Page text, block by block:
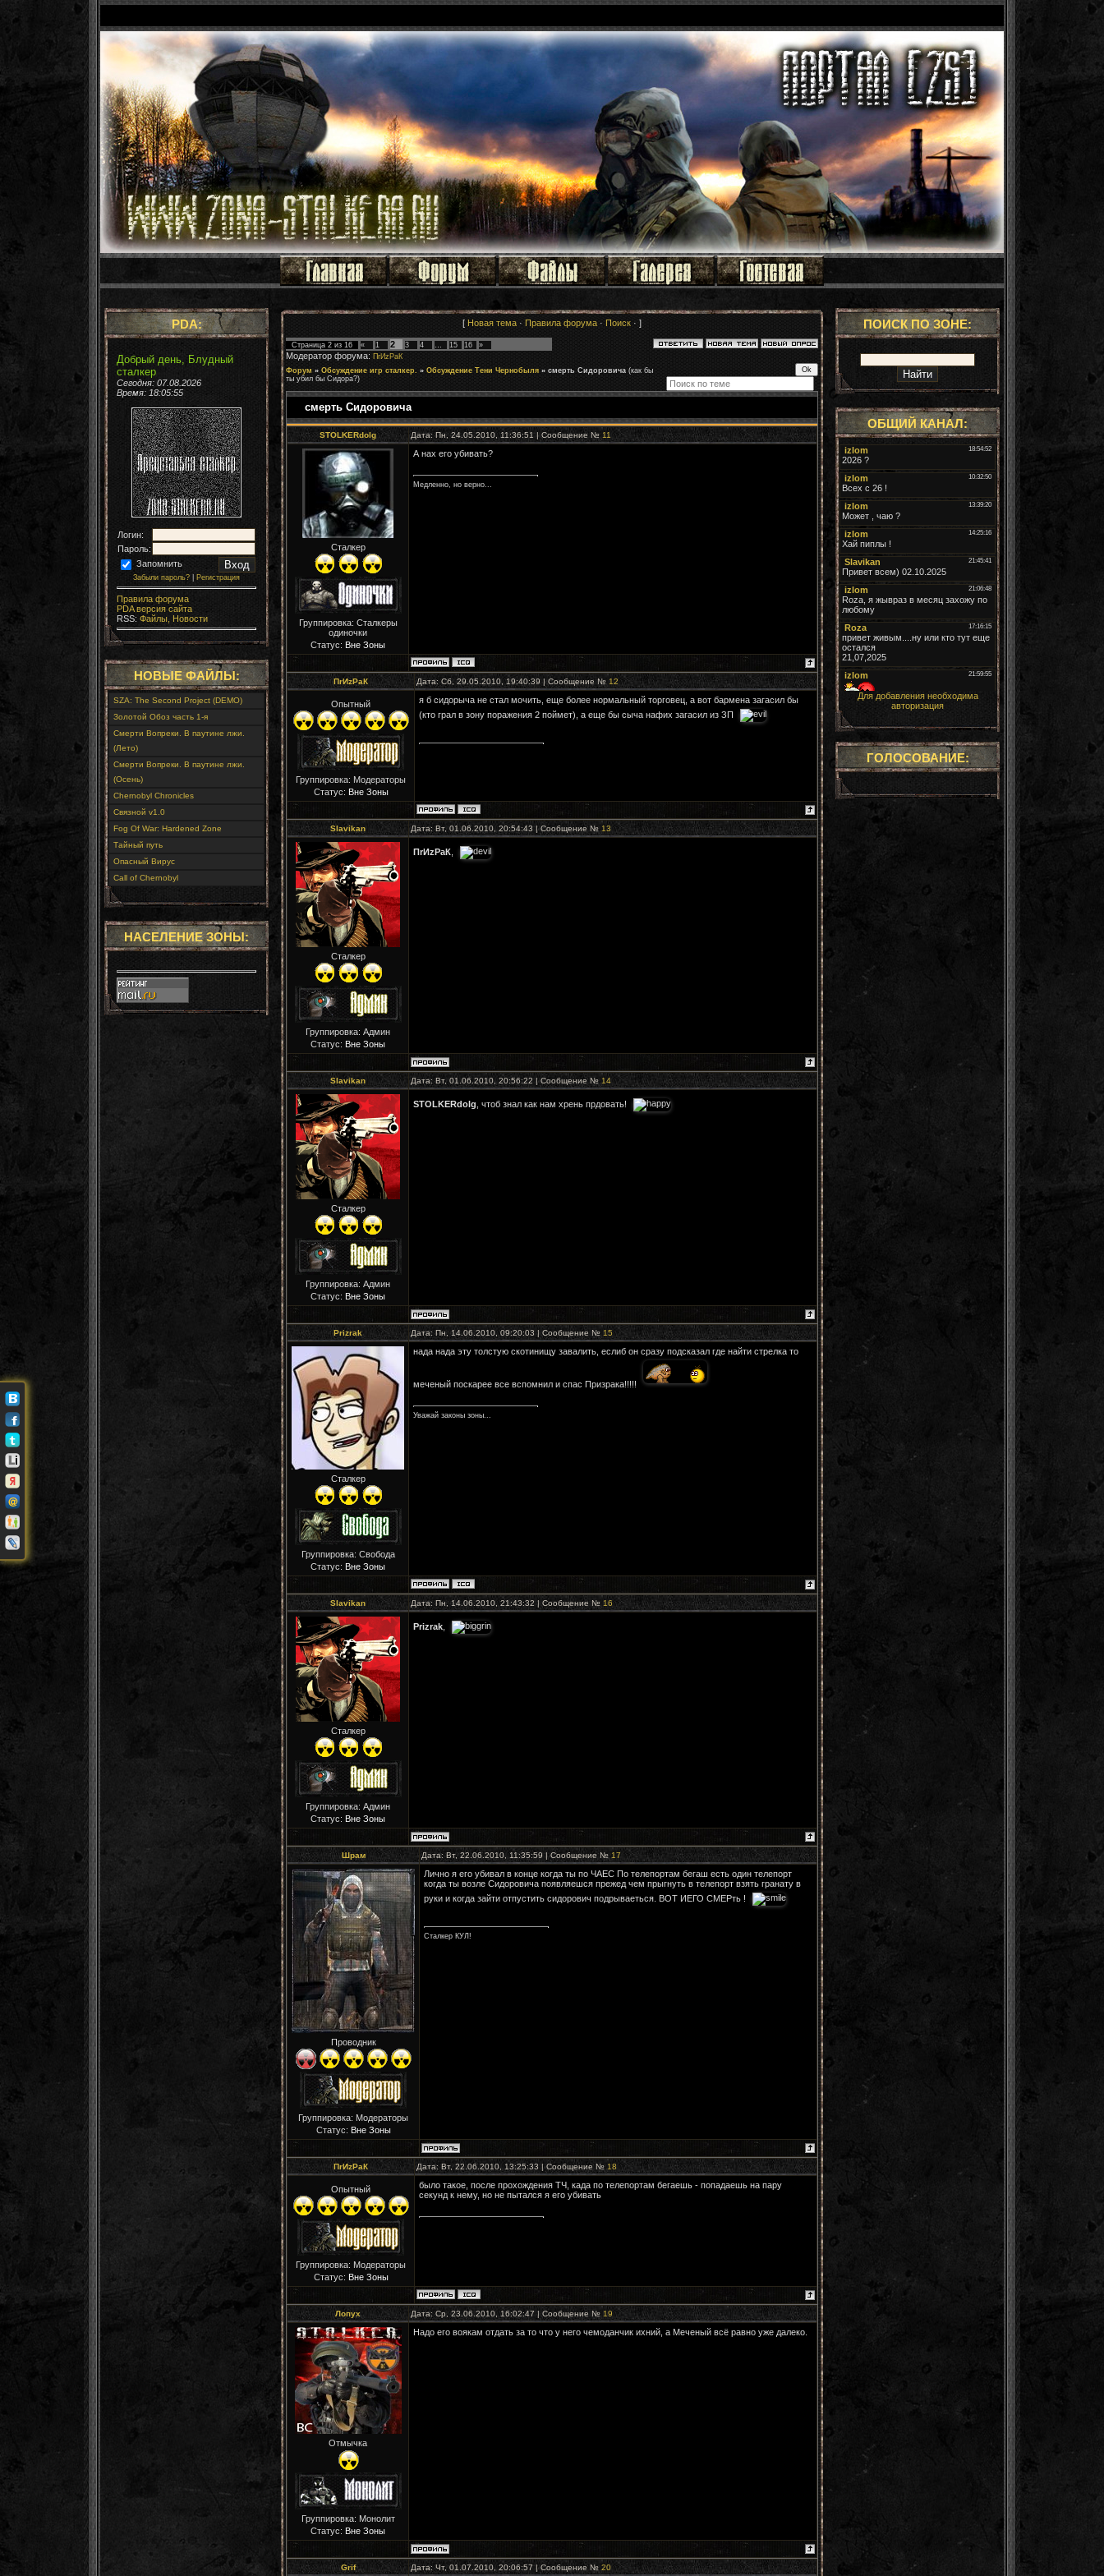
PDA:
Добрый день, Блудный
сталкер
Сегодня: 07.08.2026
Время: 18:05:56
Логин:
Пароль:
Запомнить
Забыли пароль? Регистрация
Правила форума
PDA версия сайта
RSS: Файлы, Новости
НОВЫЕ ФАЙЛЫ:
SZA: The Second Project (DEMO)
Золотой Обоз часть 1-я
Смерти Вопреки. В паутине лжи.
(Лето)
Смерти Вопреки. В паутине лжи.
(Осень)
Chernobyl Chronicles
Связной v1.0
Fog Of War: Hardened Zone
Тайный путь
Опасный Вирус
Call of Chernobyl
НАСЕЛЕНИЕ ЗОНЫ:
[ Новая тема · Правила форума · Поиск · ]
Страница 2 из 16 « 1 2 3 4 … 15 16 »
Модератор форума: ПrИzРaК
Форум » Обсуждение игр сталкер. » Обсуждение Тени Чернобыля » смерть Сидоровича (как бы
ты убил бы Сидора?)
смерть Сидоровича
STOLKERdolg Дата: Пн, 24.05.2010, 11:36:51 | Сообщение № 11
Сталкер
Группировка: Сталкеры
одиночки
Статус: Вне Зоны
А нах его убивать?
Медленно, но верно...
ПrИzРaК Дата: Сб, 29.05.2010, 19:40:39 | Сообщение № 12
Опытный
Группировка: Модераторы
Статус: Вне Зоны
я б сидорыча не стал мочить, еще более нормальный торговец, а вот бармена загасил бы
(кто грал в зону поражения 2 поймет), а еще бы сыча нафих загасил из ЗП
Slavikan Дата: Вт, 01.06.2010, 20:54:43 | Сообщение № 13
Сталкер
Группировка: Админ
Статус: Вне Зоны
ПrИzРaК
Slavikan Дата: Вт, 01.06.2010, 20:56:22 | Сообщение № 14
Сталкер
Группировка: Админ
Статус: Вне Зоны
STOLKERdolg , чтоб знал как нам хрень прдовать!
Prizrak Дата: Пн, 14.06.2010, 09:20:03 | Сообщение № 15
Сталкер
Группировка: Свобода
Статус: Вне Зоны
нада нада эту толстую скотинищу завалить, еслиб он сразу подсказал где найти стрелка то
меченый поскарее все вспомнил и спас Призрака!!!!!
Уважай законы зоны...
Slavikan Дата: Пн, 14.06.2010, 21:43:32 | Сообщение № 16
Сталкер
Группировка: Админ
Статус: Вне Зоны
Prizrak
Шрам Дата: Вт, 22.06.2010, 11:35:59 | Сообщение № 17
Проводник
Группировка: Модераторы
Статус: Вне Зоны
Лично я его убивал в конце когда ты по ЧАЕС По телепортам бегаш есть один телепорт
когда ты возле Сидоровича появляешся прежед чем прыгнуть в телепорт взять гранату в
руки и когда зайти отпустить сидорович подрываеться. ВОТ ИЕГО СМЕРть !
Сталкер КУЛ!
ПrИzРaК Дата: Вт, 22.06.2010, 13:25:33 | Сообщение № 18
Опытный
Группировка: Модераторы
Статус: Вне Зоны
было такое, после прохождения ТЧ, када по телепортам бегаешь - попадаешь на пару
секунд к нему, но не пытался я его убивать
Лопух Дата: Ср, 23.06.2010, 16:02:47 | Сообщение № 19
Отмычка
Группировка: Монолит
Статус: Вне Зоны
Надо его воякам отдать за то что у него чемоданчик ихний, а Меченый всё равно уже далеко.
Grif Дата: Чт, 01.07.2010, 20:06:57 | Сообщение № 20
ПОИСК ПО ЗОНЕ:
ОБЩИЙ КАНАЛ:
Для добавления необходима
авторизация
ГОЛОСОВАНИЕ: